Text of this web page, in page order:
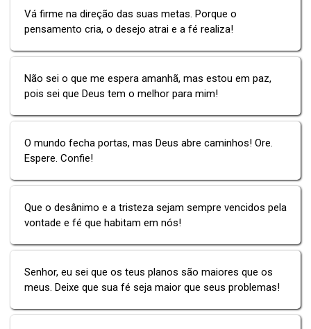
Vá firme na direção das suas metas. Porque o
pensamento cria, o desejo atrai e a fé realiza!
Não sei o que me espera amanhã, mas estou em paz,
pois sei que Deus tem o melhor para mim!
O mundo fecha portas, mas Deus abre caminhos! Ore.
Espere. Confie!
Que o desânimo e a tristeza sejam sempre vencidos pela
vontade e fé que habitam em nós!
Senhor, eu sei que os teus planos são maiores que os
meus. Deixe que sua fé seja maior que seus problemas!